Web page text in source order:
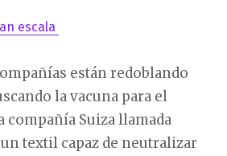
escala
están redoblando
la vacuna para el
compañía Suiza llamada
textil capaz de neutralizar